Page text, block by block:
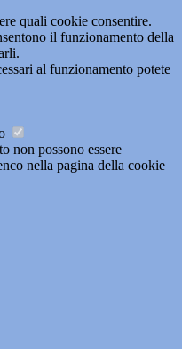
quali cookie consentire.
il funzionamento della
al funzionamento potete
non possono essere
nella pagina della cookie